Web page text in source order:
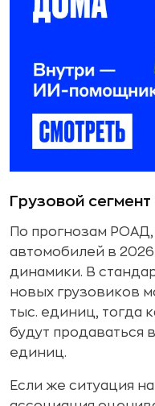
Грузовой
По прогнозам
автомобилей в 2026
динамики. В
новых грузовиков
тыс. единиц, тогда
будут продаваться
единиц.
Если же ситуация